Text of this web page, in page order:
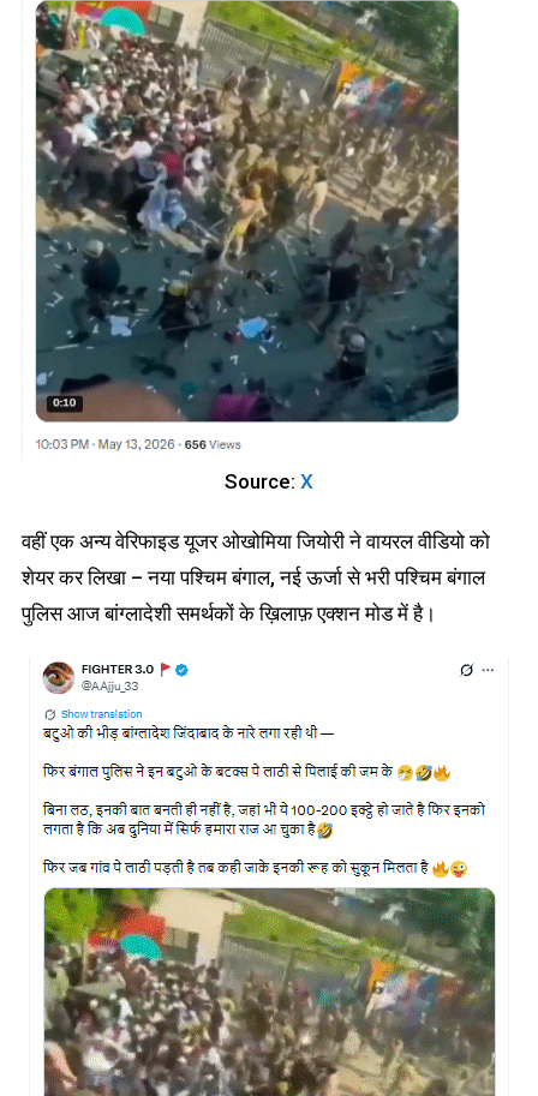
Source: X
वहीं एक अन्य वेरिफाइड यूजर ओखोमिया जियोरी ने वायरल वीडियो को
शेयर कर लिखा – नया पश्चिम बंगाल, नई ऊर्जा से भरी पश्चिम बंगाल
पुलिस आज बांग्लादेशी समर्थकों के ख़िलाफ़ एक्शन मोड में है।